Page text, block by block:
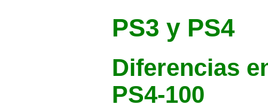
PS3 y PS4
Diferencias
PS4-100